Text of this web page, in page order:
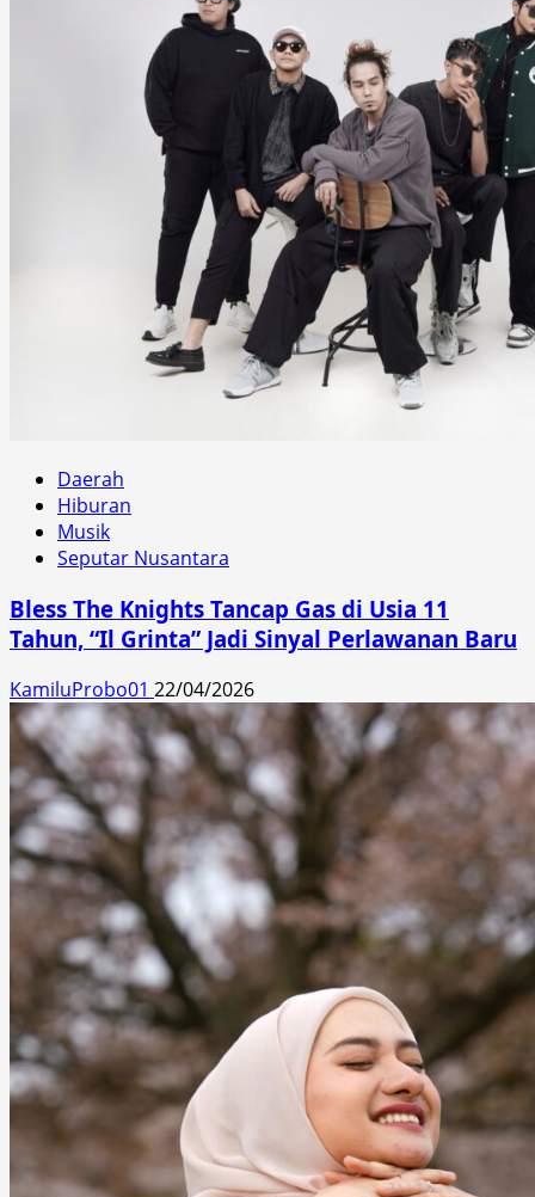
Daerah
Hiburan
Musik
Seputar Nusantara
Bless The Knights Tancap Gas di Usia 11
Tahun, “Il Grinta” Jadi Sinyal Perlawanan Baru
KamiluProbo01 22/04/2026